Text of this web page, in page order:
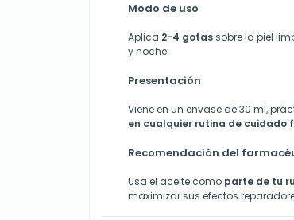
Modo de uso
Aplica 2-4 gotassobre la piel
y noche.
Presentación
Viene en un envase de 30 ml,
en cualquier rutina de cuidado
Recomendación del
Usa el aceite como parte de tu
maximizar sus efectos